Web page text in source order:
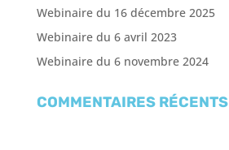
Webinaire du 16 décembre 2025
Webinaire du 6 avril 2023
Webinaire du 6 novembre 2024
COMMENTAIRES RÉCENTS